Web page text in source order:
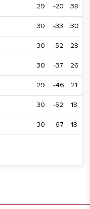
29 -20 38
30 -33 30
30 -52 28
30 -37 26
29 -46 21
30 -52 18
30 -67 18